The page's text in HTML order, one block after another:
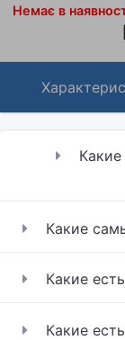
Немає в
Какие
Какие
Какие